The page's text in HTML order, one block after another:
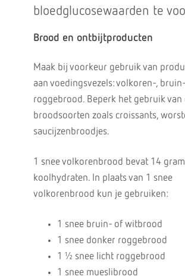
bloedglucosewaarden te
Brood en ontbijtproducten
Maak bij voorkeur gebruik van
aan voedingsvezels: volkoren-,
roggebrood. Beperk het gebruik van
broodsoorten zoals croissants,
saucijzenbroodjes.
1 snee volkorenbrood bevat 14 gram
koolhydraten. In plaats van 1 snee
volkorenbrood kun je gebruiken:
1 snee bruin- of witbrood
1 snee donker roggebrood
1 ½ snee licht roggebrood
1 snee mueslibrood